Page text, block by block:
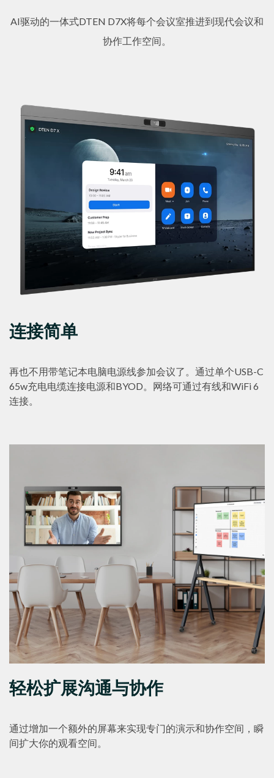
AI驱动的一体式DTEN D7X将每个会议室推进到现代会议和
协作工作空间。
连接简单
再也不用带笔记本电脑电源线参加会议了。通过单个USB-C
65w充电电缆连接电源和BYOD。网络可通过有线和WiFi 6
连接。
轻松扩展沟通与协作
通过增加一个额外的屏幕来实现专门的演示和协作空间，瞬
间扩大你的观看空间。